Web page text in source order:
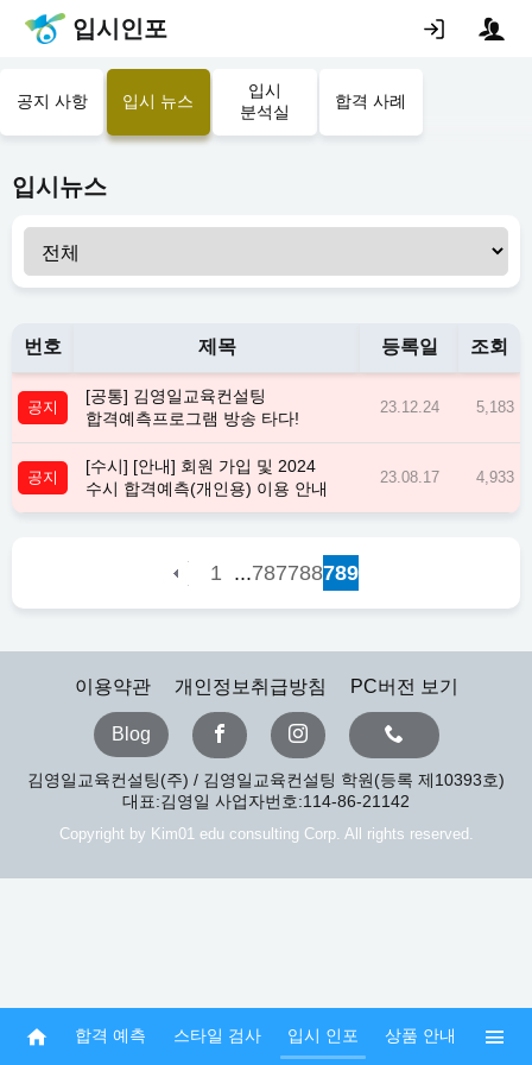
입시인포
합격 예측 스타일 검사 입시 인포 상품 안내
공지 사항 입시 뉴스
입시
분석실
합격 사례
입시뉴스
번호 제목 등록일 조회
공지
[공통] 김영일교육컨설팅
합격예측프로그램 방송 타다!
23.12.24 5,183
공지
[수시] [안내] 회원 가입 및 2024
수시 합격예측(개인용) 이용 안내
23.08.17 4,933
1 ...787788789
이용약관 개인정보취급방침 PC버전 보기
Blog
김영일교육컨설팅(주) / 김영일교육컨설팅 학원(등록 제10393호)
대표:김영일 사업자번호:114-86-21142
Copyright by Kim01 edu consulting Corp. All rights reserved.